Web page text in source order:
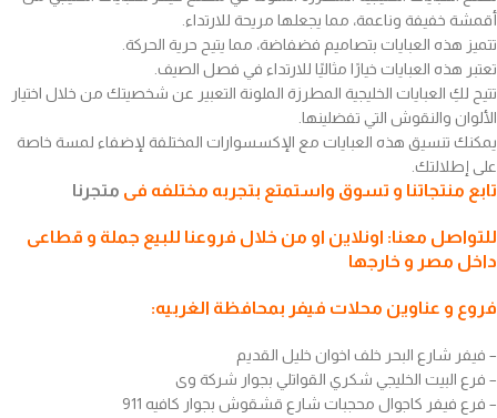
أقمشة خفيفة وناعمة، مما يجعلها مريحة للارتداء.
تتميز هذه العبايات بتصاميم فضفاضة، مما يتيح حرية الحركة.
تعتبر هذه العبايات خيارًا مثاليًا للارتداء في فصل الصيف.
تتيح لكِ العبايات الخليجية المطرزة الملونة التعبير عن شخصيتك من خلال اختيار
الألوان والنقوش التي تفضلينها.
يمكنك تنسيق هذه العبايات مع الإكسسوارات المختلفة لإضفاء لمسة خاصة
على إطلالتك.
تابع منتجاتنا و تسوق واستمتع بتجربه مختلفه فى متجرنا
للتواصل معنا: اونلاين او من خلال فروعنا للبيع جملة و قطاعى
داخل مصر و خارجها
فروع و عناوين محلات فيفر بمحافظة الغربيه:
– فيفر شارع البحر خلف اخوان خليل القديم
– فرع البيت الخليجي شكري القواتلي بجوار شركة وى
– فرع فيفر كاجوال محجبات شارع قشقوش بجوار كافيه 911